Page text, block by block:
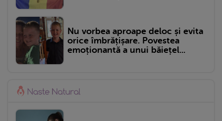
Nu vorbea aproape deloc și evita
orice îmbrățișare. Povestea
emoționantă a unui băiețel...